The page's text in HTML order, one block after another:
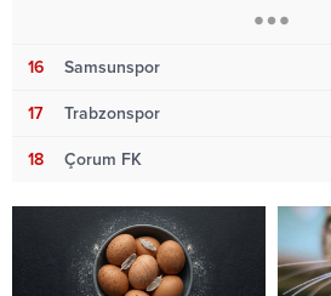
16 Samsunspor
17 Trabzonspor
18 Çorum FK